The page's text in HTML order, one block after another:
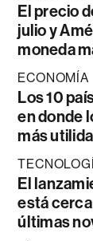
El precio
julio y
moneda
ECONOMÍA
Los 10
en donde
más
El
está
últimas